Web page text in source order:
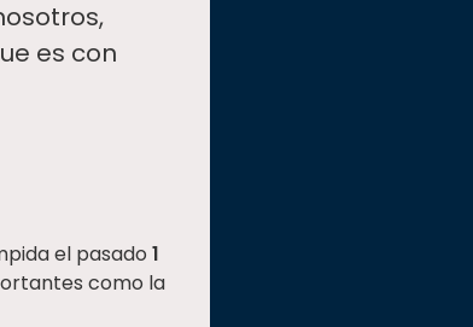
es con
el pasado 1
como la